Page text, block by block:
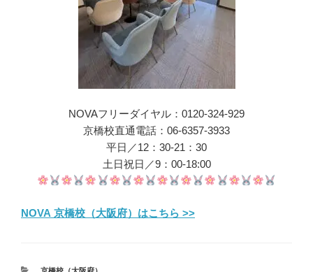
NOVAフリーダイヤル：0120-324-929
京橋校直通電話：06-6357-3933
平日／12：30-21：30
土日祝日／9：00-18:00
NOVA 京橋校（大阪府）はこちら >>
カ